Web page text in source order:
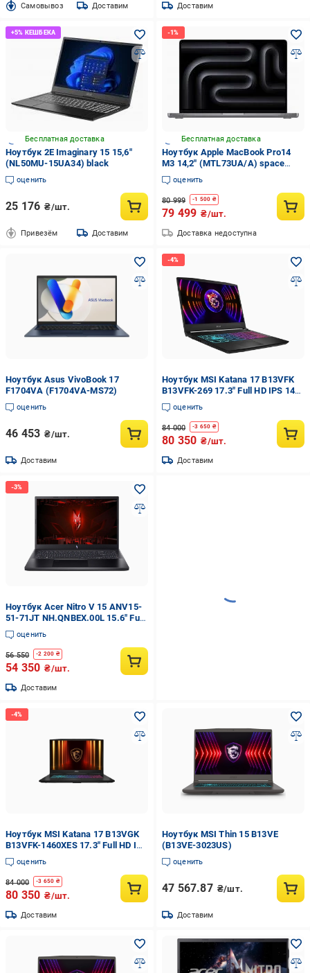
Cамовывоз Доставим Доставим
Бесплатная доставка
Ноутбук 2E Imaginary 15 15,6"
(NL50MU-15UA34) black
оценить
25 176 ₴/шт.
Привезём Доставим
Бесплатная доставка
Ноутбук Apple MacBook Pro14
M3 14,2" (MTL73UA/A) space
gray
оценить
80 999 -1 500 ₴
79 499 ₴/шт.
Доставка недоступна
Ноутбук Asus VivoBook 17
F1704VA (F1704VA-MS72)
оценить
46 453 ₴/шт.
Доставим
Ноутбук MSI Katana 17 B13VFK
B13VFK-269 17.3" Full HD IPS 144
Гц Intel Core i7-13620H 16 ГБ
DDR5 SSD 1 ТБ NVIDIA GeForce
RTX 4060 8 ГБ
оценить
84 000 -3 650 ₴
80 350 ₴/шт.
Доставим
Ноутбук Acer Nitro V 15 ANV15-
51-71JT NH.QNBEX.00L 15.6" Full
HD IPS 165 Гц/Intel Core i7-
13620H до 4.9 ГГц/RAM 16
ГБ/SSD 512 ГБ
оценить
56 550 -2 200 ₴
54 350 ₴/шт.
Доставим
Ноутбук MSI Katana 17 B13VGK
B13VFK-1460XES 17.3" Full HD IPS
144 Гц Intel Core i7-13620H 16 ГБ
DDR5 SSD 1 ТБ
оценить
84 000 -3 650 ₴
80 350 ₴/шт.
Доставим
Ноутбук MSI Thin 15 B13VE
(B13VE-3023US)
оценить
47 567.87 ₴/шт.
Доставим